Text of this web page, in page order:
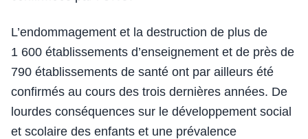
L’endommagement et la destruction de plus de
1 600 établissements d’enseignement et de près de
790 établissements de santé ont par ailleurs été
confirmés au cours des trois dernières années. De
lourdes conséquences sur le développement social
et scolaire des enfants et une prévalence